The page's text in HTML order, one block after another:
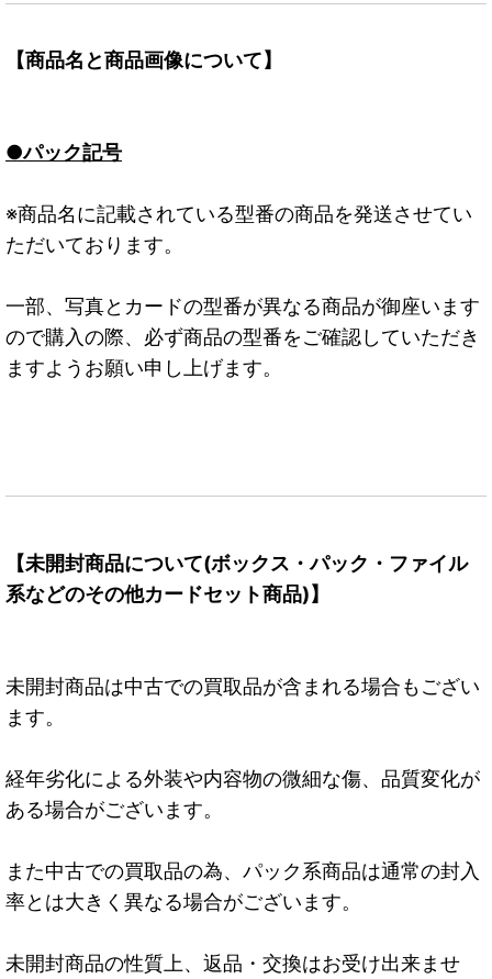
【商品名と商品画像について】
●パック記号
※商品名に記載されている型番の商品を発送させてい
ただいております。
一部、写真とカードの型番が異なる商品が御座います
ので購入の際、必ず商品の型番をご確認していただき
ますようお願い申し上げます。
【未開封商品について(ボックス・パック・ファイル
系などのその他カードセット商品)】
未開封商品は中古での買取品が含まれる場合もござい
ます。
経年劣化による外装や内容物の微細な傷、品質変化が
ある場合がございます。
また中古での買取品の為、パック系商品は通常の封入
率とは大きく異なる場合がございます。
未開封商品の性質上、返品・交換はお受け出来ませ